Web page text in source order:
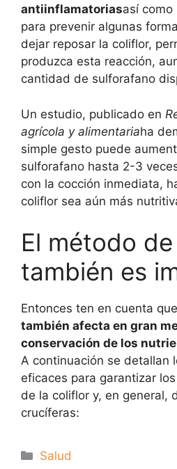
antiinflamatoriasasí como
para prevenir algunas
dejar reposar la coliflor,
produzca esta reacción,
cantidad de sulforafano
Un estudio, publicado en
agrícola y alimentariaha
simple gesto puede
sulforafano hasta 2-3
con la cocción inmediata,
coliflor sea aún más
El método
también es
Entonces ten en cuenta que
también afecta en gran
conservación de los
A continuación se detallan
eficaces para garantizar
de la coliflor y, en general,
crucíferas:
Categorías
Salud